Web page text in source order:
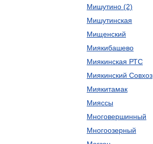
Мишутино (2)
Мишутинская
Мищенский
Миякибашево
Миякинская РТС
Миякинский Совхоз
Миякитамак
Мияссы
Многовершинный
Многоозерный